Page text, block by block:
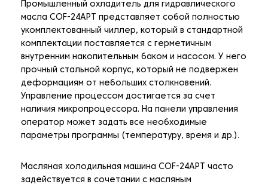
Промышленный охладитель для гидравлического
масла COF-24APT представляет собой полностью
укомплектованный чиллер, который в стандартной
комплектации поставляется с герметичным
внутренним накопительным баком и насосом. У него
прочный стальной корпус, который не подвержен
деформациям от небольших столкновений.
Управление процессом достигается за счет
наличия микропроцессора. На панели управления
оператор может задать все необходимые
параметры программы (температуру, время и др.).
Масляная холодильная машина COF-24APT часто
задействуется в сочетании с масляным